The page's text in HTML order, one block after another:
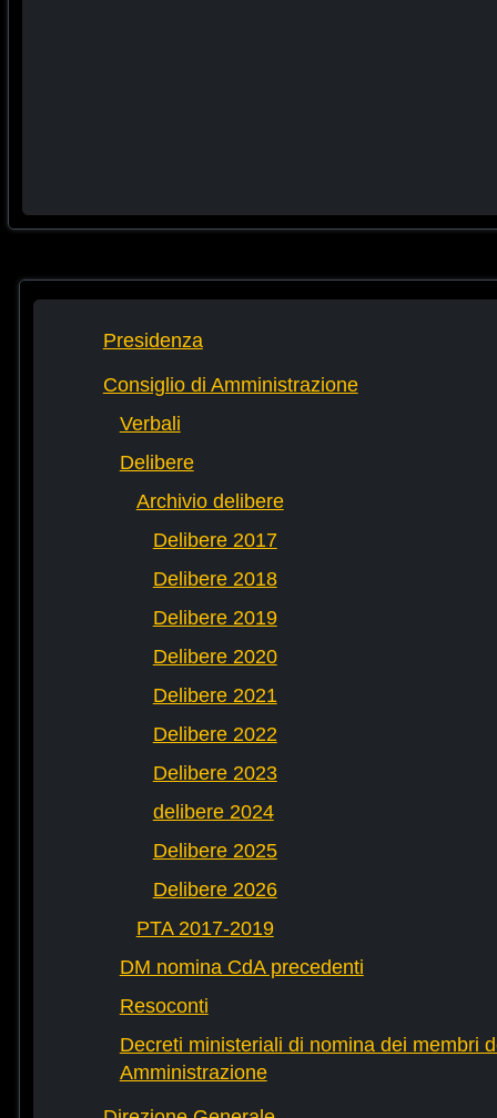
Presidenza
Consiglio di Amministrazione
Verbali
Delibere
Archivio delibere
Delibere 2017
Delibere 2018
Delibere 2019
Delibere 2020
Delibere 2021
Delibere 2022
Delibere 2023
delibere 2024
Delibere 2025
Delibere 2026
PTA 2017-2019
DM nomina CdA precedenti
Resoconti
Decreti ministeriali di nomina dei membri
Amministrazione